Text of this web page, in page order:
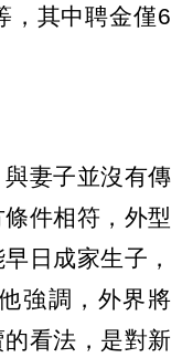
，其中聘金僅6
妻子並沒有傳
件相符，外型
日成家生子，
強調，外界將
的看法，是對新